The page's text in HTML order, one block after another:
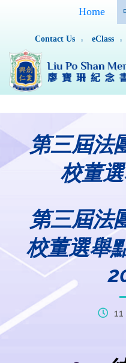
Home
Contact Us eClass
第三屆法
校董
第三屆法
校董選舉